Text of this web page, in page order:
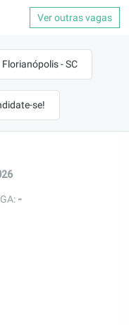
Ver outras vagas
- SC
se!
-